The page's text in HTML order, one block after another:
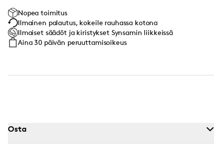
Nopea toimitus
Ilmainen palautus, kokeile rauhassa kotona
Ilmaiset säädöt ja kiristykset Synsamin liikkeissä
Aina 30 päivän peruuttamisoikeus
Osta